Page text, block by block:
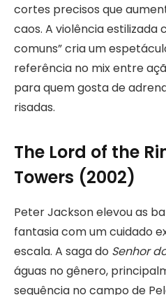
cortes precisos que
caos. A violência estilizada
comuns” cria um
referência no mix entre
para quem gosta de
risadas.
The Lord of the
Towers (2002)
Peter Jackson elevou as
fantasia com um cuidado
escala. A saga do Senhor
águas no gênero,
sequência no campo de